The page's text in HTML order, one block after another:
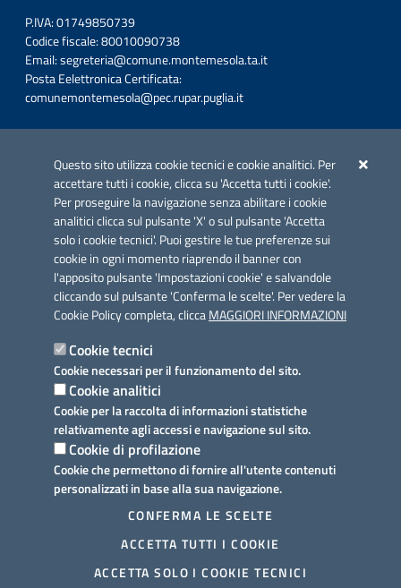
Questo sito utilizza cookie tecnici e cookie analitici. Per
accettare tutti i cookie, clicca su 'Accetta tutti i cookie'.
Per proseguire la navigazione senza abilitare i cookie
analitici clicca sul pulsante 'X' o sul pulsante 'Accetta
solo i cookie tecnici'. Puoi gestire le tue preferenze sui
cookie in ogni momento riaprendo il banner con
l'apposito pulsante 'Impostazioni cookie' e salvandole
cliccando sul pulsante 'Conferma le scelte'. Per vedere la
Cookie Policy completa, cliccaMAGGIORI INFORMAZIONI
Cookie tecnici
Cookie necessari per il funzionamento del sito.
Cookie analitici
Cookie per la raccolta di informazioni statistiche
relativamente agli accessi e navigazione sul sito.
Cookie di profilazione
Cookie che permettono di fornire all'utente contenuti
personalizzati in base alla sua navigazione.
CONFERMA LE SCELTE
ACCETTA TUTTI I COOKIE
ACCETTA SOLO I COOKIE TECNICI
P.IVA: 01749850739
Codice fiscale: 80010090738
Email:segreteria@comune.montemesola.ta.it
Posta Eelettronica Certificata:
comunemontemesola@pec.rupar.puglia.it
Azione 2.3.
Link utili
Informativa privacy
Dichiarazione di accessibilità
Note legali
Domande frequenti
Richiesta assistenza
Prenotazione appuntamento
Segnalazione disservizio
Mappa del sito